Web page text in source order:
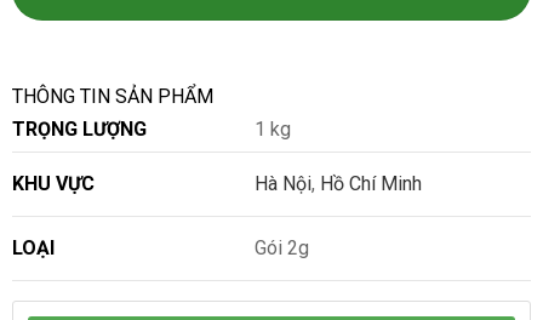
THÔNG TIN SẢN PHẨM
TRỌNG LƯỢNG
1 kg
KHU VỰC Hà Nội, Hồ Chí Minh
LOẠI Gói 2g